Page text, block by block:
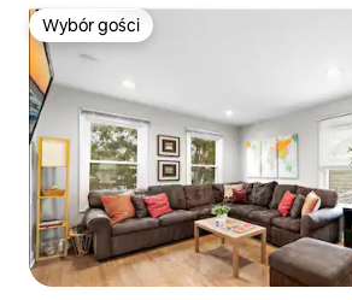
Wybór gości
Wybór gości